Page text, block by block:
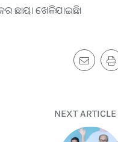
ଛାୟା ଖେଳିଯାଇଛି।
NEXT ARTICLE